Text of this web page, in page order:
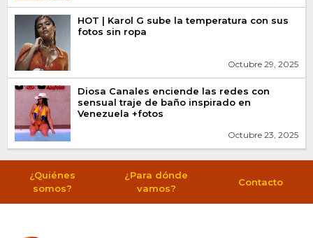
HOT | Karol G sube la temperatura con sus
fotos sin ropa
Octubre 29, 2025
Diosa Canales enciende las redes con
sensual traje de baño inspirado en
Venezuela +fotos
Octubre 23, 2025
¿Quiénes
somos?
¿Para dónde
vamos?
Contacto